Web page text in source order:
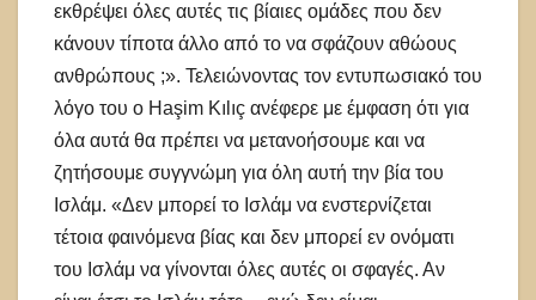
εκθρέψει όλες αυτές τις βίαιες ομάδες που δεν
κάνουν τίποτα άλλο από το να σφάζουν αθώους
ανθρώπους ;». Τελειώνοντας τον εντυπωσιακό του
λόγο του ο Haşim Kılıç ανέφερε με έμφαση ότι για
όλα αυτά θα πρέπει να μετανοήσουμε και να
ζητήσουμε συγγνώμη για όλη αυτή την βία του
Ισλάμ. «Δεν μπορεί το Ισλάμ να ενστερνίζεται
τέτοια φαινόμενα βίας και δεν μπορεί εν ονόματι
του Ισλάμ να γίνονται όλες αυτές οι σφαγές. Αν